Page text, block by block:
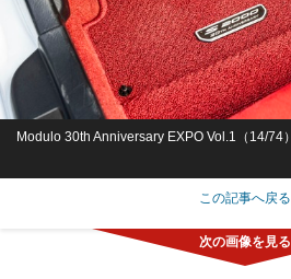
Modulo 30th Anniversary EXPO Vol.1（14/74）
この記事へ戻る